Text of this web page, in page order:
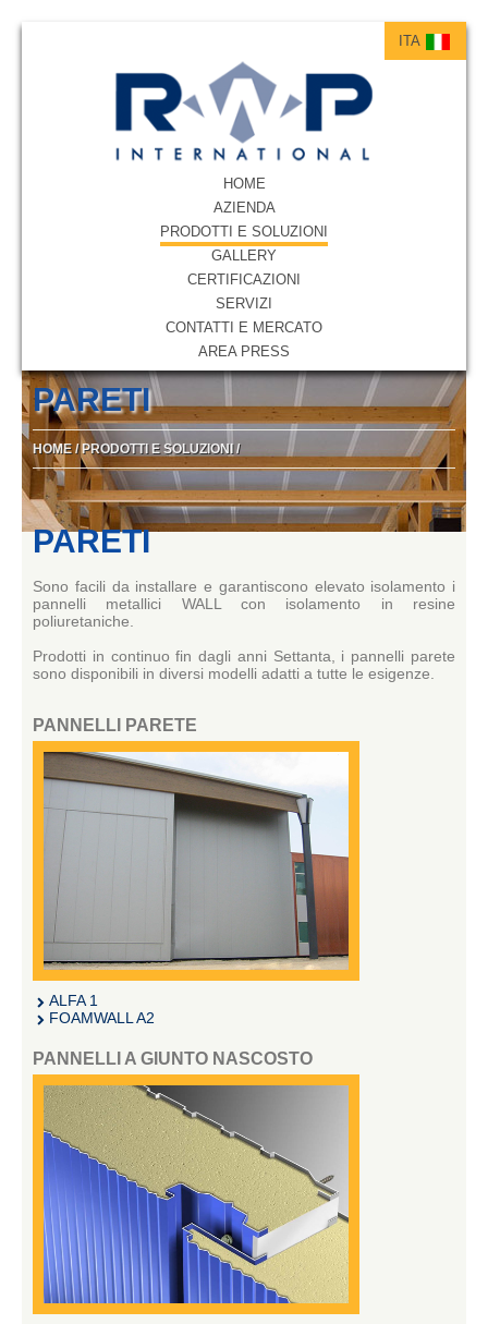
ITA
HOME
AZIENDA
PRODOTTI E SOLUZIONI
GALLERY
CERTIFICAZIONI
SERVIZI
CONTATTI E MERCATO
AREA PRESS
PARETI
HOME/ PRODOTTI E SOLUZIONI/
PARETI
Sono facili da installare e garantiscono elevato isolamento i
pannelli metallici WALL con isolamento in resine
poliuretaniche.
Prodotti in continuo fin dagli anni Settanta, i pannelli parete
sono disponibili in diversi modelli adatti a tutte le esigenze.
PANNELLI PARETE
ALFA 1
FOAMWALL A2
PANNELLI A GIUNTO NASCOSTO